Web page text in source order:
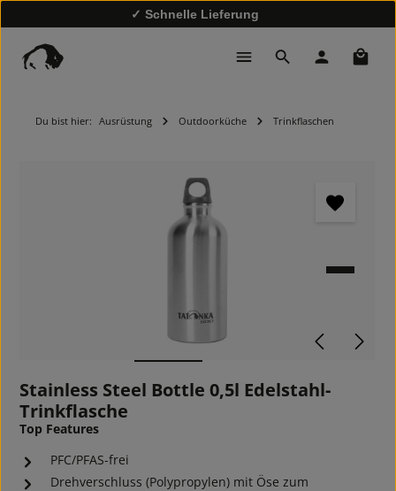
✓ Schnelle Lieferung
Du bist hier: Ausrüstung Outdoorküche Trinkflaschen
Stainless Steel Bottle 0,5l Edelstahl-
Trinkflasche
Top Features
PFC/PFAS-frei
Drehverschluss (Polypropylen) mit Öse zum